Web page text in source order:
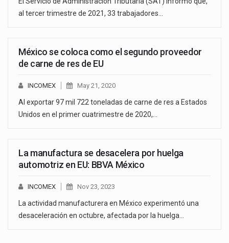
al tercer trimestre de 2021, 33 trabajadores…
México se coloca como el segundo proveedor
de carne de res de EU
INCOMEX May 21, 2020
Al exportar 97 mil 722 toneladas de carne de res a Estados
Unidos en el primer cuatrimestre de 2020,…
La manufactura se desacelera por huelga
automotriz en EU: BBVA México
INCOMEX Nov 23, 2023
La actividad manufacturera en México experimentó una
desaceleración en octubre, afectada por la huelga…